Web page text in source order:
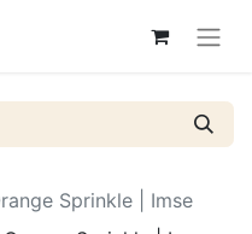
Sprinkle | Imse